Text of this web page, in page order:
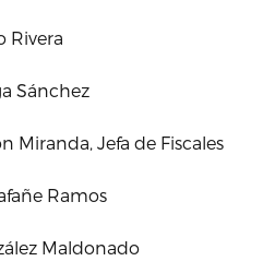
Rivera
Sánchez
Miranda, Jefa de Fiscales
Ramos
Maldonado